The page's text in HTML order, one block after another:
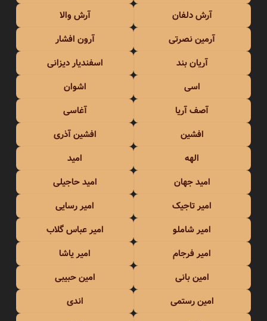
آرش دلفان
آرش والا
آرمین نصرتی
آرون افشار
آریان بند
اسفندیار دیزانی
اسی
اشوان
آصف آریا
آغاسی
افشین
افشین آذری
الهه
امید
امید جهان
امید حاجیلی
امیر تاجیک
امیر رسایی
امیر شاملو
امیر عباس گلاب
امیر فرجام
امیر یاشا
امین بانی
امین حبیبی
امین رستمی
اندی